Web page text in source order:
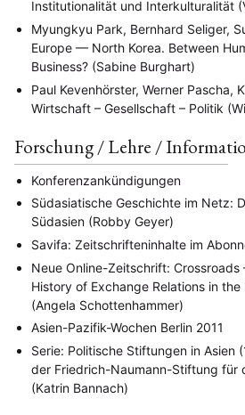
Hybrid (172) Kultur (27) Kunst (4)
Medien (24) Migration (39)
Philosophie Politik (417)
Präsentation (13) Programm (5)
Religion (75) Sozialwissenschaften
Stellenausschreibung (661)
Summer School (10) Symposium (32)
Workshop (126)
MITGLIEDSCHAFT STUDIUM
MITGLIEDERBEREICH KONTAKT
ENGLISH
Institutionalität und Interkulturalität
Myungkyu Park, Bernhard Seliger,
Europe — North Korea. Between
Business? (Sabine Burghart)
Paul Kevenhörster, Werner Pascha,
Wirtschaft – Gesellschaft – Politik
Forschung / Lehre /
Konferenzankündigungen
Südasiatische Geschichte im Netz:
Südasien (Robby Geyer)
Savifa: Zeitschrifteninhalte im
Neue Online-Zeitschrift: Crossroads
History of Exchange Relations in the
(Angela Schottenhammer)
Asien-Pazifik-Wochen Berlin 2011
Serie: Politische Stiftungen in Asien
der Friedrich-Naumann-Stiftung für
(Katrin Bannach)